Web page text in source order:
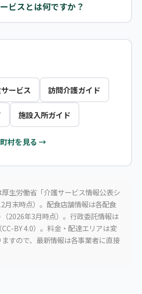
ビスとは何ですか？
ービス 訪問介護ガイド
施設入所ガイド
村を見る →
生労働省「介護サービス情報公表シ
月末時点）。配食店舗情報は各配食
2026年3月時点）。行政委託情報は
BY 4.0）。料金・配達エリアは変
すので、最新情報は各事業者に直接